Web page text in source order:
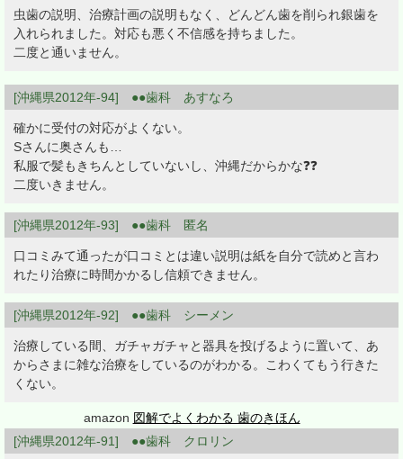
虫歯の説明、治療計画の説明もなく、どんどん歯を削られ銀歯を
入れられました。対応も悪く不信感を持ちました。
二度と通いません。
[沖縄県2012年-94] ●●歯科 あすなろ
確かに受付の対応がよくない。
Sさんに奥さんも…
私服で髪もきちんとしていないし、沖縄だからかな❓❓
二度いきません。
[沖縄県2012年-93] ●●歯科 匿名
口コミみて通ったが口コミとは違い説明は紙を自分で読めと言わ
れたり治療に時間かかるし信頼できません。
[沖縄県2012年-92] ●●歯科 シーメン
治療している間、ガチャガチャと器具を投げるように置いて、あ
からさまに雑な治療をしているのがわかる。こわくてもう行きた
くない。
amazon 図解でよくわかる 歯のきほん
[沖縄県2012年-91] ●●歯科 クロリン